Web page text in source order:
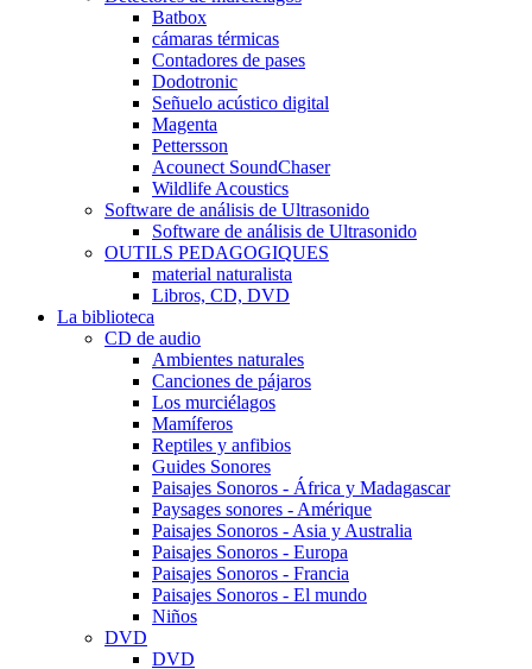
Batbox
cámaras térmicas
Contadores de pases
Dodotronic
Señuelo acústico digital
Magenta
Pettersson
Acounect SoundChaser
Wildlife Acoustics
Software de análisis de Ultrasonido
Software de análisis de Ultrasonido
OUTILS PEDAGOGIQUES
material naturalista
Libros, CD, DVD
La biblioteca
CD de audio
Ambientes naturales
Canciones de pájaros
Los murciélagos
Mamíferos
Reptiles y anfibios
Guides Sonores
Paisajes Sonoros - África y Madagascar
Paysages sonores - Amérique
Paisajes Sonoros - Asia y Australia
Paisajes Sonoros - Europa
Paisajes Sonoros - Francia
Paisajes Sonoros - El mundo
Niños
DVD
DVD